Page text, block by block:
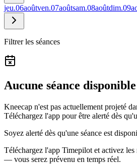
jeu.06aoûtven.07aoûtsam.08aoûtdim.09
Filtrer les séances
Aucune séance disponible
Kneecap n'est pas actuellement projeté
Téléchargez l'app pour être alerté dès
Soyez alerté dès qu'une séance est
Téléchargez l'app Timepilot et activez
— vous serez prévenu en temps réel.